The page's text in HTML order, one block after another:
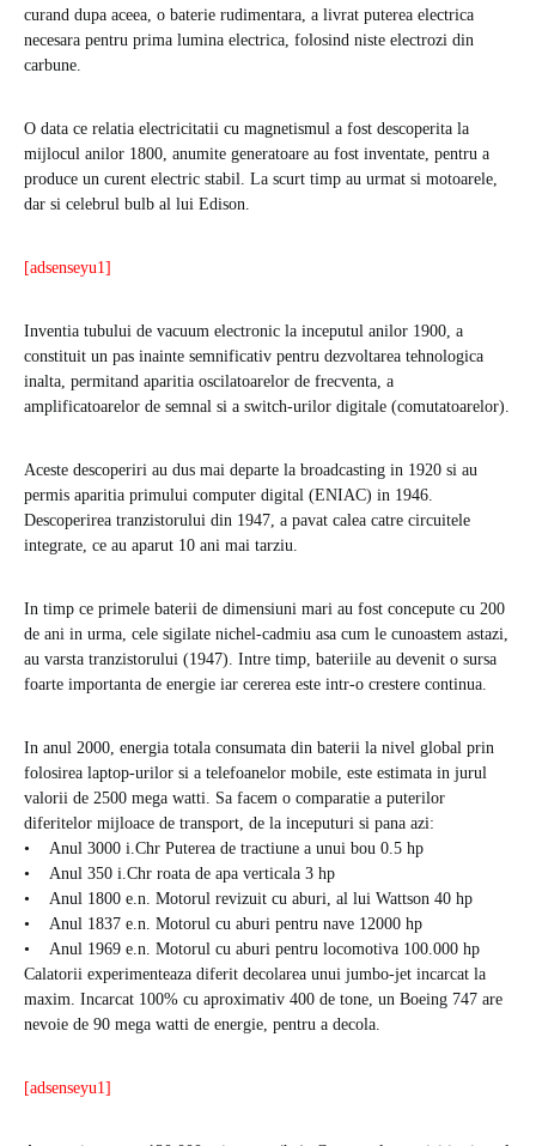
curand dupa aceea, o baterie rudimentara, a livrat puterea electrica
necesara pentru prima lumina electrica, folosind niste electrozi din
carbune.
O data ce relatia electricitatii cu magnetismul a fost descoperita la
mijlocul anilor 1800, anumite generatoare au fost inventate, pentru a
produce un curent electric stabil. La scurt timp au urmat si motoarele,
dar si celebrul bulb al lui Edison.
[adsenseyu1]
Inventia tubului de vacuum electronic la inceputul anilor 1900, a
constituit un pas inainte semnificativ pentru dezvoltarea tehnologica
inalta, permitand aparitia oscilatoarelor de frecventa, a
amplificatoarelor de semnal si a switch-urilor digitale (comutatoarelor).
Aceste descoperiri au dus mai departe la broadcasting in 1920 si au
permis aparitia primului computer digital (ENIAC) in 1946.
Descoperirea tranzistorului din 1947, a pavat calea catre circuitele
integrate, ce au aparut 10 ani mai tarziu.
In timp ce primele baterii de dimensiuni mari au fost concepute cu 200
de ani in urma, cele sigilate nichel-cadmiu asa cum le cunoastem astazi,
au varsta tranzistorului (1947). Intre timp, bateriile au devenit o sursa
foarte importanta de energie iar cererea este intr-o crestere continua.
In anul 2000, energia totala consumata din baterii la nivel global prin
folosirea laptop-urilor si a telefoanelor mobile, este estimata in jurul
valorii de 2500 mega watti. Sa facem o comparatie a puterilor
diferitelor mijloace de transport, de la inceputuri si pana azi:
• Anul 3000 i.Chr Puterea de tractiune a unui bou 0.5 hp
• Anul 350 i.Chr roata de apa verticala 3 hp
• Anul 1800 e.n. Motorul revizuit cu aburi, al lui Wattson 40 hp
• Anul 1837 e.n. Motorul cu aburi pentru nave 12000 hp
• Anul 1969 e.n. Motorul cu aburi pentru locomotiva 100.000 hp
Calatorii experimenteaza diferit decolarea unui jumbo-jet incarcat la
maxim. Incarcat 100% cu aproximativ 400 de tone, un Boeing 747 are
nevoie de 90 mega watti de energie, pentru a decola.
[adsenseyu1]